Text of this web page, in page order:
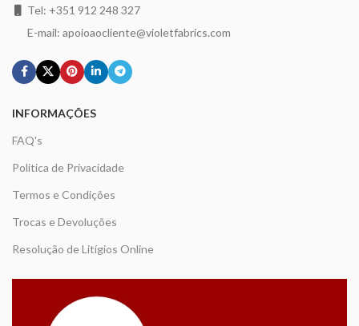
Tel: +351 912 248 327
E-mail: apoioaocliente@violetfabrics.com
INFORMAÇÕES
FAQ's
Politica de Privacidade
Termos e Condições
Trocas e Devoluções
Resolução de Litígios Online